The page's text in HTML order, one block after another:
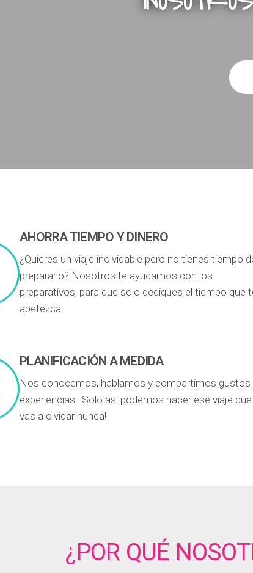
AHORRA TIEMPO Y DINERO
¿Quieres un viaje inolvidable pero no tienes tiempo
prepararlo? Nosotros te ayudamos con los
preparativos, para que solo dediques el tiempo que
apetezca.
PLANIFICACIÓN A MEDIDA
Nos conocemos, hablamos y compartimos gustos
experiencias. ¡Solo así podemos hacer ese viaje
vas a olvidar nunca!
¿POR QUÉ